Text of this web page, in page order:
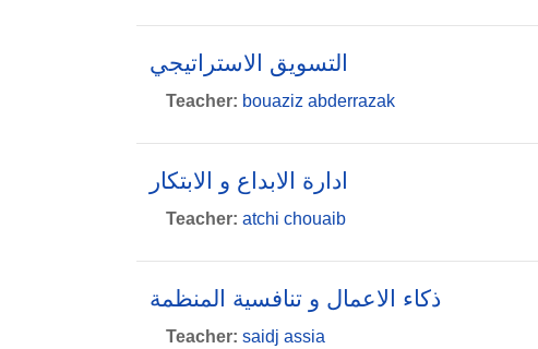
التسويق الاستراتيجي
Teacher: bouaziz abderrazak
ادارة الابداع و الابتكار
Teacher: atchi chouaib
ذكاء الاعمال و تنافسية المنظمة
Teacher: saidj assia